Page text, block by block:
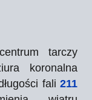
tarczy
koronalna
fali 211